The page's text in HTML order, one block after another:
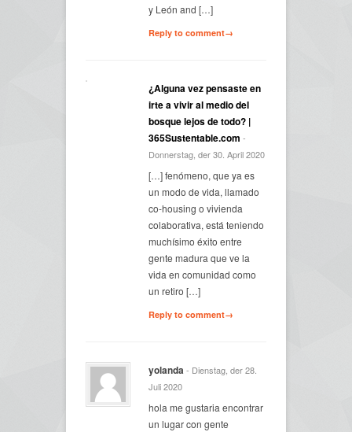
y León and […]
Reply to comment→
¿Alguna vez pensaste en
irte a vivir al medio del
bosque lejos de todo? |
365Sustentable.com -
Donnerstag, der 30. April 2020
[…] fenómeno, que ya es
un modo de vida, llamado
co-housing o vivienda
colaborativa, está teniendo
muchísimo éxito entre
gente madura que ve la
vida en comunidad como
un retiro […]
Reply to comment→
yolanda- Dienstag, der 28.
Juli 2020
hola me gustaria encontrar
un lugar con gente